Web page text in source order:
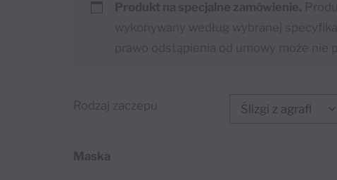
Rodzaj zaczepu
Maska